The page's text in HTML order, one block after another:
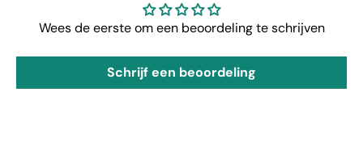
Wees de eerste om een beoordeling te schrijven
Schrijf een beoordeling